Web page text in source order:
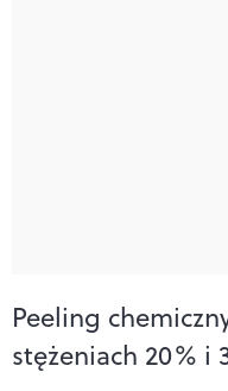
Peeling
stężeniach 20% i